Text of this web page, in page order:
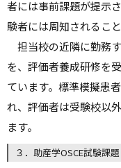
者には事前課題が提示
験者には周知されるこ
担当校の近隣に勤務
を、評価者養成研修を
ています。標準模擬患
れ、評価者は受験校以
ます。
３．助産学OSCE試験課題